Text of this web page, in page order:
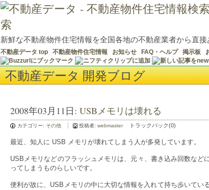
新鮮な不動産物件住宅情報を全国各地の不動産業者から直接
不動産データ top 不動産物件住宅情報 お知らせ FAQ・ヘルプ 掲示板
不動産データ 開発ブログ
2008年03月11日: USBメモリは壊れる
カテゴリー: その他 投稿者: webmaster トラックバック(0)
最近、知人に USB メモリが壊れてしまう人が多発しています。
USBメモリなどのフラッシュメモリは、元々、書き込み回数な
ってしまうものらしいです。
便利が故に、USBメモリの中に大切な情報を入れて持ち歩いて